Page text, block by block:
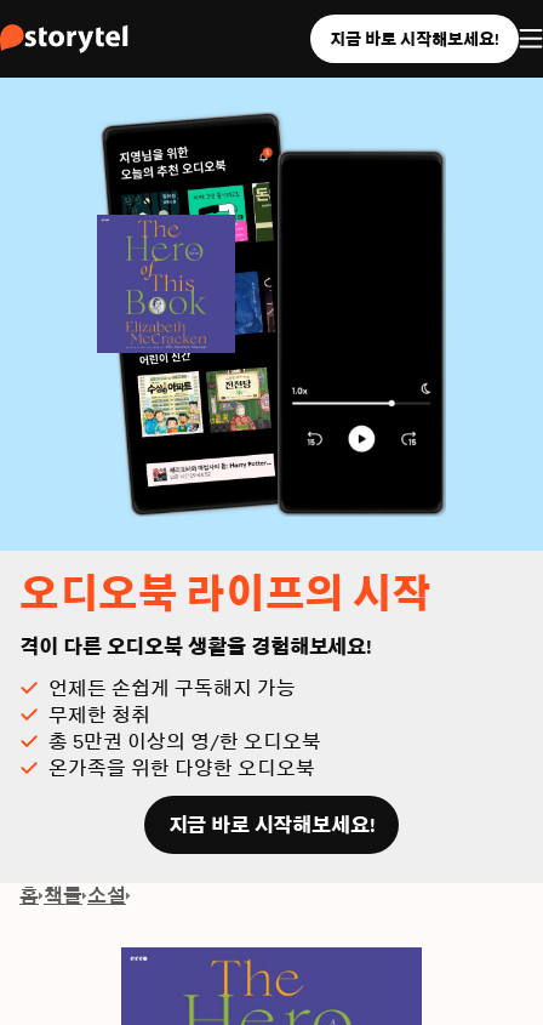
지금 바로 시작해보세요!
오디오북 라이프의 시작
격이 다른 오디오북 생활을 경험해보세요!
언제든 손쉽게 구독해지 가능
무제한 청취
총 5만권 이상의 영/한 오디오북
온가족을 위한 다양한 오디오북
지금 바로 시작해보세요!
홈 책들 소설